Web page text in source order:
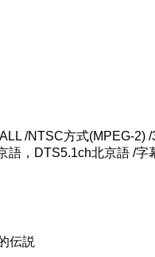
/NTSC方式(MPEG-2)
語，DTS5.1ch北京語 /字
伝説